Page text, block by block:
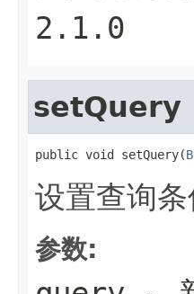
2.1.0
setQuery
public void setQuery(
设置查询条
参数: